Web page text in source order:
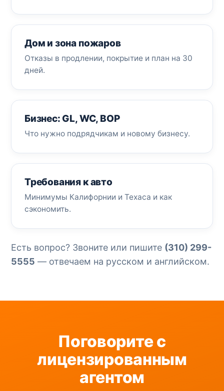
Дом и зона пожаров
Отказы в продлении, покрытие и план на 30
дней.
Бизнес: GL, WC, BOP
Что нужно подрядчикам и новому бизнесу.
Требования к авто
Минимумы Калифорнии и Техаса и как
сэкономить.
Есть вопрос? Звоните или пишите (310) 299-
5555 — отвечаем на русском и английском.
Поговорите с
лицензированным
агентом